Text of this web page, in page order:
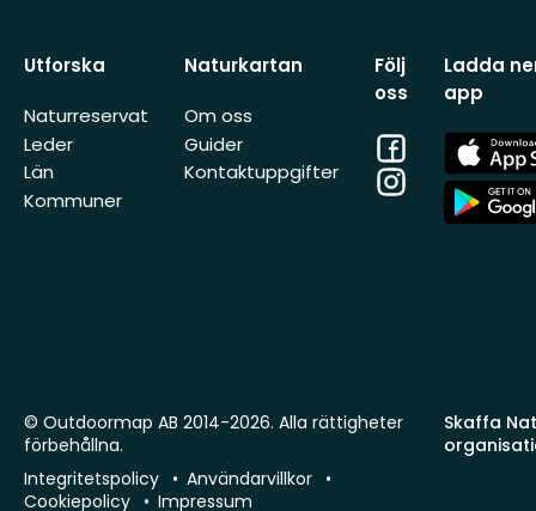
Utforska
Naturreservat
Leder
Län
Kommuner
Naturkartan
Om oss
Guider
Kontaktuppgifter
Följ
oss
Facebook
Instagram
Ladda
app
App
Store
App
Store
Skaffa
© Outdoormap AB 2014-2026. Alla rättigheter
förbehållna.
Integritetspolicy
Användarvillkor
Cookiepolicy
Impressum